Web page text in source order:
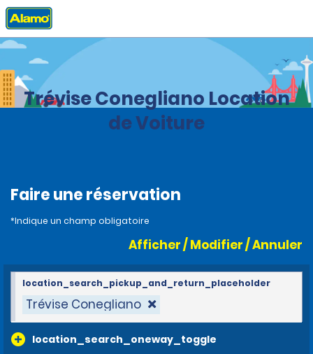
Accueil Agences
Trévise Conegliano Location
de Voiture
Faire une réservation
*Indique un champ obligatoire
Afficher / Modifier / Annuler
Trévise Conegliano
location_search_oneway_toggle
location_search_pickup_and_return_placeholder